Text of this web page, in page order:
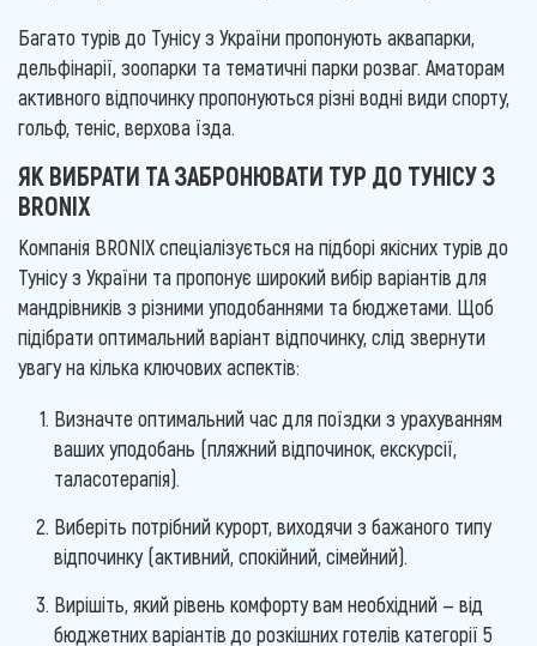
Багато турів до Тунісу з України пропонують аквапарки,
дельфінарії, зоопарки та тематичні парки розваг. Аматорам
активного відпочинку пропонуються різні водні види спорту,
гольф, теніс, верхова їзда.
ЯК ВИБРАТИ ТА ЗАБРОНЮВАТИ ТУР ДО ТУНІСУ З
BRONIX
Компанія BRONIX спеціалізується на підборі якісних турів до
Тунісу з України та пропонує широкий вибір варіантів для
мандрівників з різними уподобаннями та бюджетами. Щоб
підібрати оптимальний варіант відпочинку, слід звернути
увагу на кілька ключових аспектів:
Визначте оптимальний час для поїздки з урахуванням
ваших уподобань (пляжний відпочинок, екскурсії,
таласотерапія).
Виберіть потрібний курорт, виходячи з бажаного типу
відпочинку (активний, спокійний, сімейний).
Вирішіть, який рівень комфорту вам необхідний — від
бюджетних варіантів до розкішних готелів категорії 5